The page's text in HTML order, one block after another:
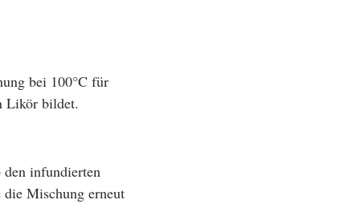
bei 100°C für
Likör bildet.
infundierten
Mischung erneut